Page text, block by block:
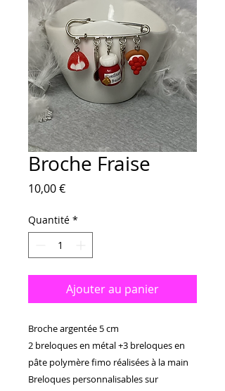
Broche Fraise
10,00 €Prix
Quantité *
Ajouter au panier
Broche argentée 5 cm
2 breloques en métal +3 breloques en
pâte polymère fimo réalisées à la main
Breloques personnalisables sur